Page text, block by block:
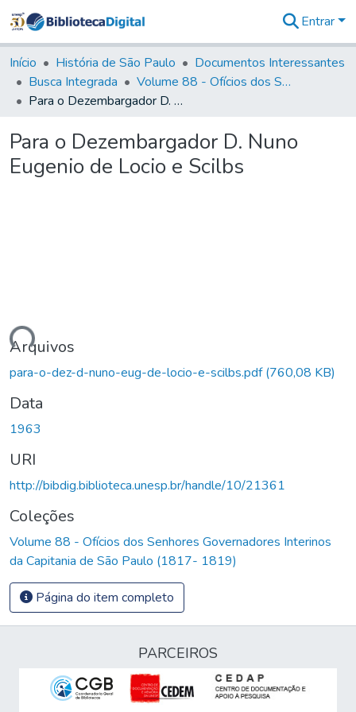
&
Coleções
Tudo na
Biblioteca
Estatísticas
Entrar
Início História de São Paulo
Documentos Interessantes
Busca Integrada
Volume 88 - Ofícios dos Senhores Governadores Interinos da Capitania de São Paulo (1817- 1819)
Para o Dezembargador D. Nuno Eugenio de Locio e Scilbs
Para o Dezembargador D. Nuno
Eugenio de Locio e Scilbs
Arquivos
para-o-dez-d-nuno-eug-de-locio-e-scilbs.pdf(760,08 KB)
Data
1963
URI
http://bibdig.biblioteca.unesp.br/handle/10/21361
Coleções
Volume 88 - Ofícios dos Senhores Governadores Interinos
da Capitania de São Paulo (1817- 1819)
Página do item completo
PARCEIROS